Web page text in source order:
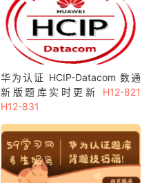
华为认证 HCIP-Datacom 数通
新版题库实时更新 H12-821
H12-831